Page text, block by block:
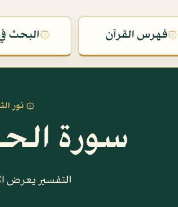
۞فهرس القرآن ۞البحث
۞ نور
سورة
التفسير يعرض الآيات